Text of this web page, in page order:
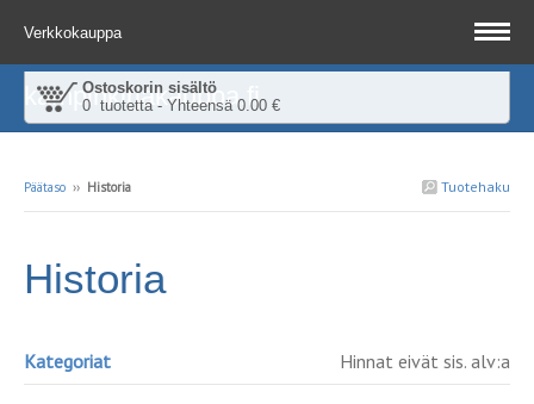
Verkkokauppa
Ostoskorin sisältö
0 tuotetta - Yhteensä 0.00 €
kampinkirjakauppa.fi
Tuotehaku
Päätaso ›› Historia
Historia
Kategoriat Hinnat eivät sis. alv:a